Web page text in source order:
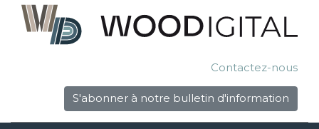
Contactez-nous
S'abonner à notre bulletin d'information